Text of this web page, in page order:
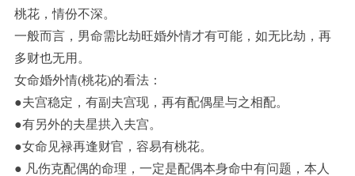
桃花，情份不深。
一般而言，男命需比劫旺婚外情才有可能，如无比劫，再
多财也无用。
女命婚外情(桃花)的看法：
●夫宫稳定，有副夫宫现，再有配偶星与之相配。
●有另外的夫星拱入夫宫。
●女命见禄再逢财官，容易有桃花。
● 凡伤克配偶的命理，一定是配偶本身命中有问题，本人